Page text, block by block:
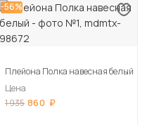
-56%
Плейона Полка навесная белый
Цена
1 935 860